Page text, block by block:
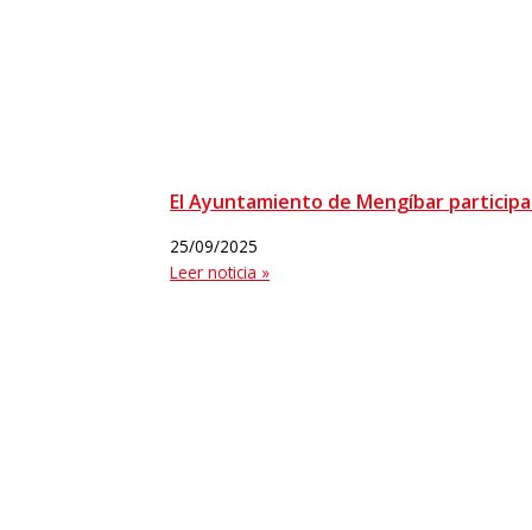
El Ayuntamiento de Mengíbar
25/09/2025
Leer noticia »